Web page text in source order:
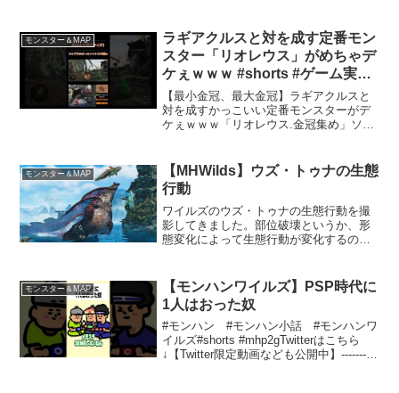
レカが無い方でもメンバー登録する方
法】【欲しいものリスト】
―――――――――...
モンスター＆MAP
ラギアクルスと対を成す定番モン
スター「リオレウス」がめちゃデ
ケぇｗｗｗ #shorts #ゲーム実況
#mhws #モンハンワイルズ #モン
スターハンターワイルズ
#mhwilds #モンハン
【最小金冠、最大金冠】ラギアクルスと
対を成すかっこいい定番モンスターがデ
ケぇｗｗｗ「リオレウス.金冠集め」ソ
twitch配信相棒ツイッター相棒tiktokご視
聴していた...
モンスター＆MAP
【MHWilds】ウズ・トゥナの生態
行動
ワイルズのウズ・トゥナの生態行動を撮
影してきました。部位破壊というか、形
態変化によって生態行動が変化するのは
モンスター＆MAP
【モンハンワイルズ】PSP時代に
1人はおった奴
#モンハン #モンハン小話 #モンハンワ
イルズ#shorts #mhp2gTwitterはこちら
↓【Twitter限定動画なども公開中】----------